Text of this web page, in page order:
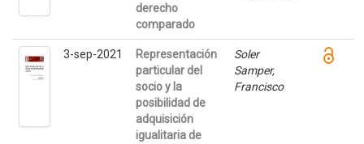
derecho
comparado
3-sep-2021
Representación
particular del
socio y la
posibilidad de
adquisición
igualitaria de
Soler
Samper,
Francisco